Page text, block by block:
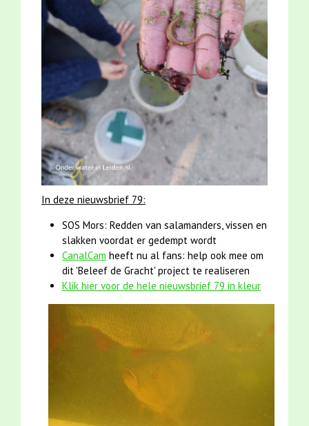
In deze nieuwsbrief 79:
SOS Mors: Redden van salamanders, vissen en
slakken voordat er gedempt wordt
CanalCam heeft nu al fans: help ook mee om
dit 'Beleef de Gracht' project te realiseren
Klik hier voor de hele nieuwsbrief 79 in kleur